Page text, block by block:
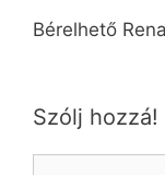
Bérelhető
Szólj hozzá!